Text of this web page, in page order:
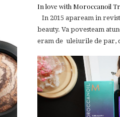
In love with Moroccanoil
In 2015 apaream in
beauty. Va povesteam
eram de uleiurile de par,